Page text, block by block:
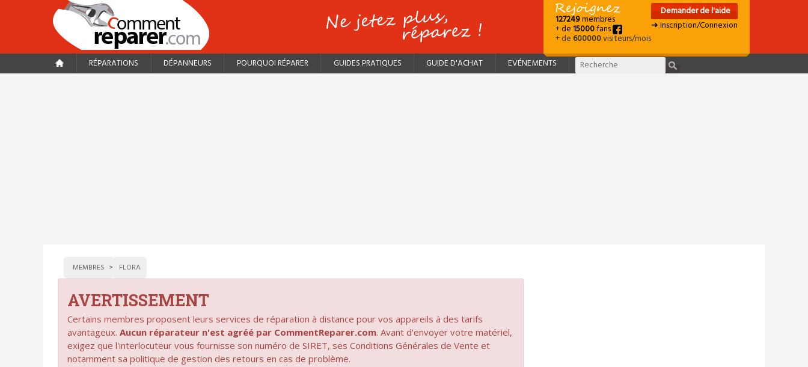
127249membres
+ de15000fans
+ de600000visiteurs/mois
Demander de l'aide
➜ Inscription/Connexion
RÉPARATIONS DÉPANNEURS POURQUOI RÉPARER GUIDES PRATIQUES GUIDE D'ACHAT EVÉNEMENTS
MEMBRES FLORA
AVERTISSEMENT
Certains membres proposent leurs services de réparation à distance pour vos appareils à des tarifs
avantageux. Aucun réparateur n'est agréé par CommentReparer.com. Avant d'envoyer votre matériel,
exigez que l'interlocuteur vous fournisse son numéro de SIRET, ses Conditions Générales de Vente et
notamment sa politique de gestion des retours en cas de problème.